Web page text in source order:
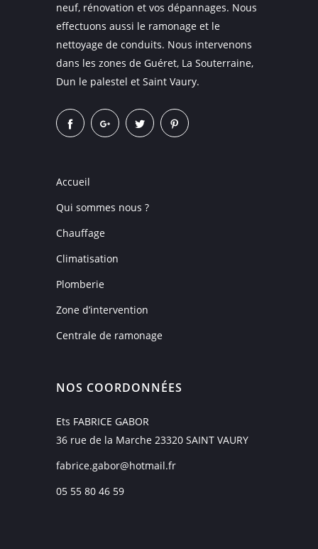
neuf, rénovation et vos dépannages. Nous
effectuons aussi le ramonage et le
nettoyage de conduits. Nous intervenons
dans les zones de Guéret, La Souterraine,
Dun le palestel et Saint Vaury.
Accueil
Qui sommes nous ?
Chauffage
Climatisation
Plomberie
Zone d’intervention
Centrale de ramonage
NOS COORDONNÉES
Ets FABRICE GABOR
36 rue de la Marche 23320 SAINT VAURY
fabrice.gabor@hotmail.fr
05 55 80 46 59